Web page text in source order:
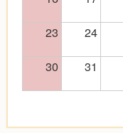
23
24
30
31